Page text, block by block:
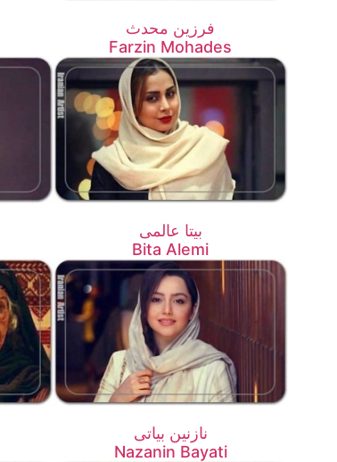
فرزین محدث
Farzin Mohades
بیتا عالمی
Bita Alemi
نازنین بیاتی
Nazanin Bayati